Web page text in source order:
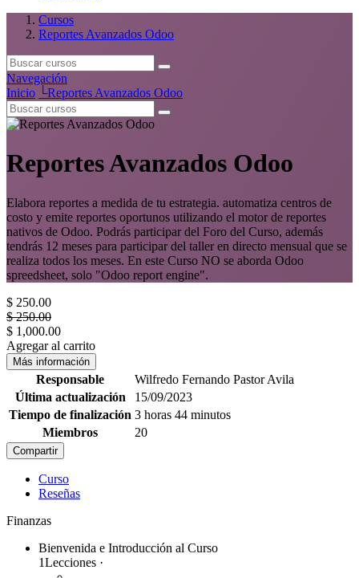
Cursos
Reportes Avanzados Odoo
Navegación
Inicio └Reportes Avanzados Odoo
Reportes Avanzados Odoo
Elabora reportes a medida de tu estrategia. automatiza centros de
costo y emite reportes oportunos utilizando el motor de reportes
nativos de Odoo. Podrás participar del Foro del Curso, además
tendrás 12 meses para participar del taller en directo mensual que se
realiza todos los meses. En este Curso NO se aborda Odoo
spreedsheet, solo "Odoo report engine".
$ 250.00
$250.00
$ 1,000.00
Agregar al carrito
Más información
Responsable
Wilfredo Fernando Pastor Avila
Última actualización
15/09/2023
Tiempo de finalización 3 horas 44 minutos
Miembros
20
Compartir
Curso
Reseñas
Finanzas
Bienvenida e Introducción al Curso
1Lecciones ·